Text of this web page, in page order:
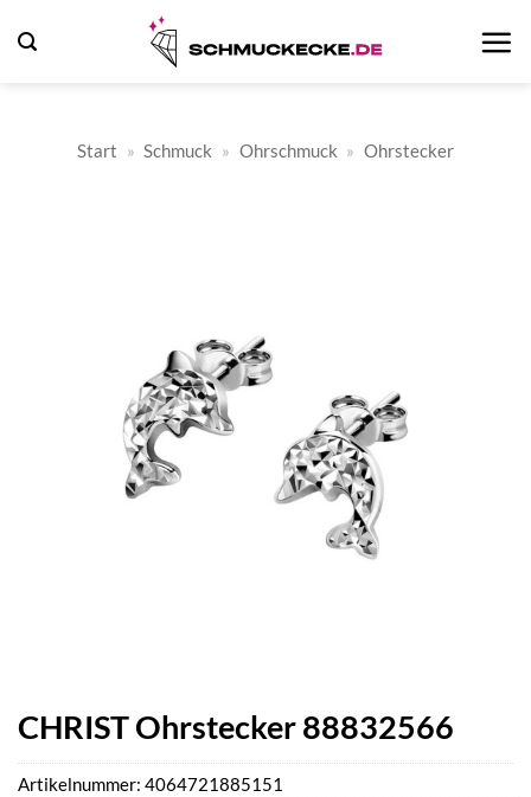
Inhalt
Start » Schmuck » Ohrschmuck » Ohrstecker
CHRIST Ohrstecker 88832566
Artikelnummer: 4064721885151